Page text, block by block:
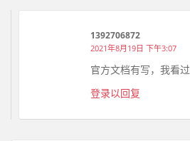
1392706872
2021年8月19日 下午3:07
官方文档有写，我看过
登录以回复